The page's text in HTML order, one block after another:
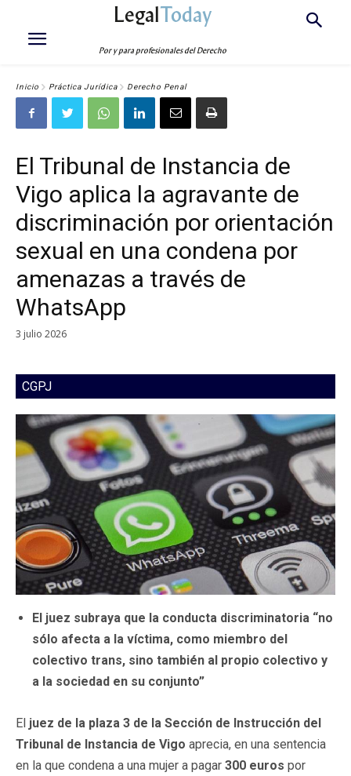
LegalToday
Por y para profesionales del Derecho
Inicio Práctica Jurídica Derecho Penal
El Tribunal de Instancia de
Vigo aplica la agravante de
discriminación por orientación
sexual en una condena por
amenazas a través de
WhatsApp
3 julio 2026
CGPJ
El juez subraya que la conducta discriminatoria “no
sólo afecta a la víctima, como miembro del
colectivo trans, sino también al propio colectivo y
a la sociedad en su conjunto”
El juez de la plaza 3 de la Sección de Instrucción del
Tribunal de Instancia de Vigo aprecia, en una sentencia
en la que condena a una mujer a pagar 300 euros por